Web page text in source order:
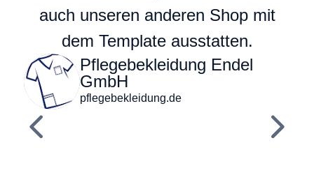
auch unseren anderen Shop mit
dem Template ausstatten.
Pflegebekleidung Endel
GmbH
pflegebekleidung.de